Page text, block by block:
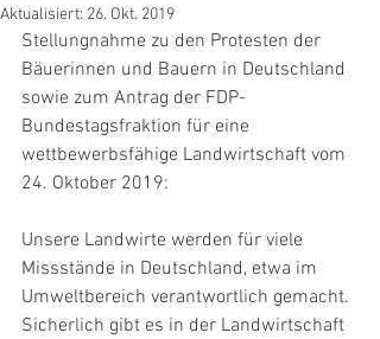
Aktualisiert: 26. Okt. 2019
Stellungnahme zu den Protesten der
Bäuerinnen und Bauern in Deutschland
sowie zum Antrag der FDP-
Bundestagsfraktion für eine
wettbewerbsfähige Landwirtschaft vom
24. Oktober 2019:
Unsere Landwirte werden für viele
Missstände in Deutschland, etwa im
Umweltbereich verantwortlich gemacht.
Sicherlich gibt es in der Landwirtschaft